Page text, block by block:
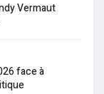
Vermaut
face à